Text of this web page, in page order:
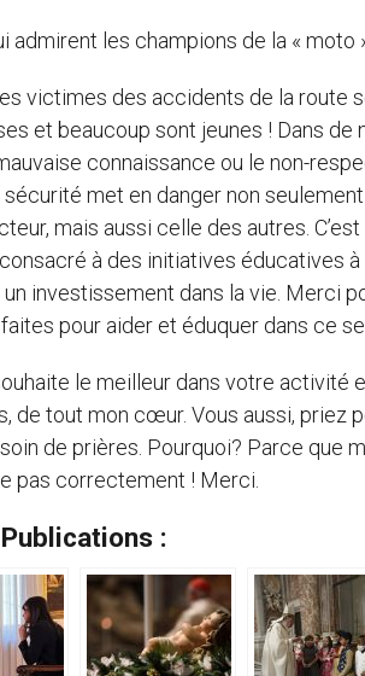
admirent les champions de la «
victimes des accidents de la route
et beaucoup sont jeunes ! Dans de
connaissance ou le non-
met en danger non
mais aussi celle des autres.
à des initiatives éducatives
investissement dans la vie. Merci
pour aider et éduquer dans ce
le meilleur dans votre activité
de tout mon cœur. Vous aussi, priez
de prières. Pourquoi? Parce que
pas correctement ! Merci.
: